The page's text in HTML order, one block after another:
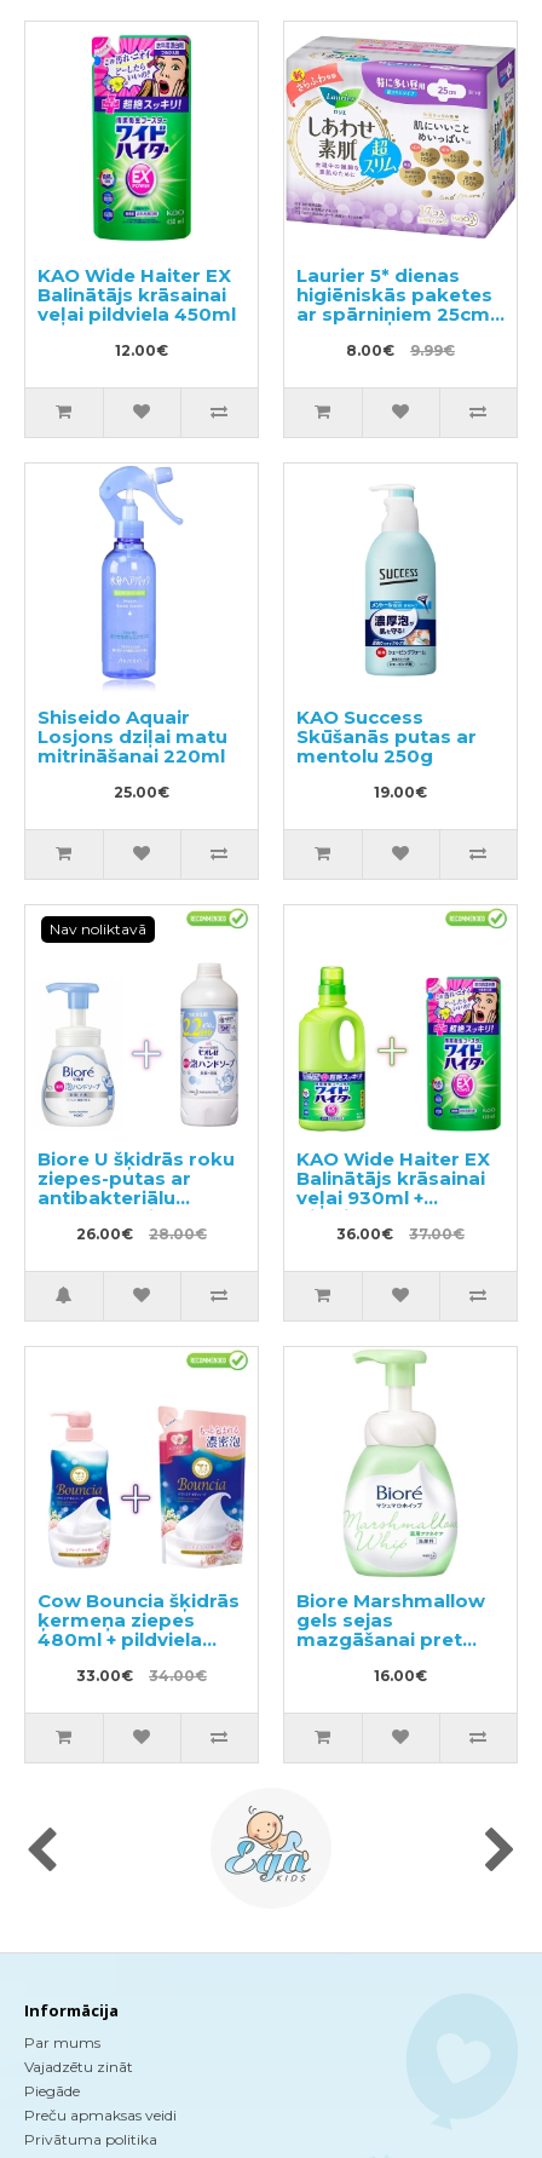
KAO Wide Haiter EX
Balinātājs krāsainai
veļai pildviela 450ml
12.00€
Laurier 5* dienas
higiēniskās paketes
ar spārniņiem 25cm
8.00€ 9.99€
Shiseido Aquair
Losjons dziļai matu
mitrināšanai 220ml
25.00€
KAO Success
Skūšanās putas ar
mentolu 250g
19.00€
Nav noliktavā
Biore U šķidrās roku
ziepes-putas ar
antibakteriālu
efektu, ar vieglu
citrusu aromātu
450ml
26.00€ 28.00€
KAO Wide Haiter EX
Balinātājs krāsainai
veļai 930ml +
pildviela 450ml
36.00€ 37.00€
Cow Bouncia šķidrās
ķermeņa ziepes
480ml + pildviela
33.00€ 34.00€
Biore Marshmallow
gels sejas
mazgāšanai pret
16.00€
Informācija
Par mums
Vajadzētu zināt
Piegāde
Preču apmaksas veidi
Privātuma politika